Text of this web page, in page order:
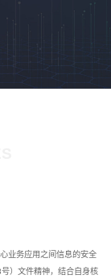
业务应用之间信息的安全
）文件精神，结合自身核